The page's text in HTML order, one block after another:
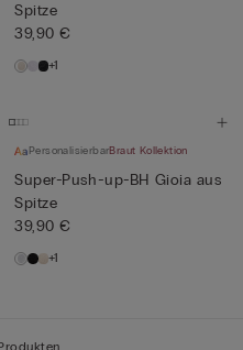
Spitze
39,90 €
+1
PersonalisierbarBraut Kollektion
Super-Push-up-BH Gioia aus
Spitze
39,90 €
+1